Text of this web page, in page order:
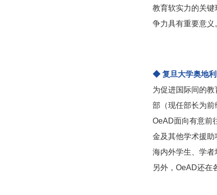
教育软实力的关键
争力具有重要意义
◆ 复旦大学奥地
为促进国际间的
部（现任部长为
OeAD面向有意前
金及其他学术援
海内外学生、学
另外，OeAD还在